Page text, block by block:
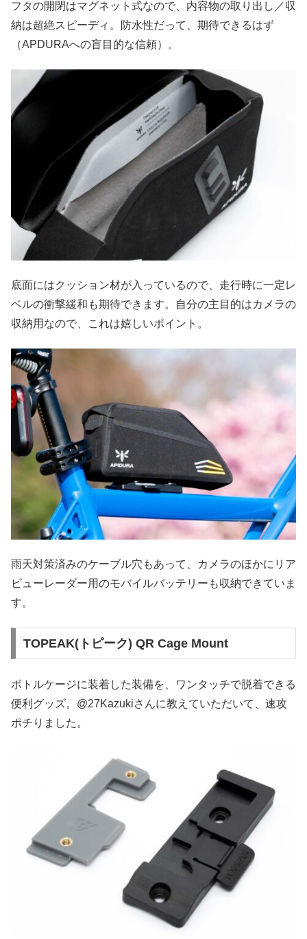
フタの開閉はマグネット式なので、内容物の取り出し／収
納は超絶スピーディ。防水性だって、期待できるはず
（APDURAへの盲目的な信頼）。
底面にはクッション材が入っているので、走行時に一定レ
ベルの衝撃緩和も期待できます。自分の主目的はカメラの
収納用なので、これは嬉しいポイント。
雨天対策済みのケーブル穴もあって、カメラのほかにリア
ビューレーダー用のモバイルバッテリーも収納できていま
す。
TOPEAK(トピーク) QR Cage Mount
ボトルケージに装着した装備を、ワンタッチで脱着できる
便利グッズ。@27Kazukiさんに教えていただいて、速攻
ポチりました。